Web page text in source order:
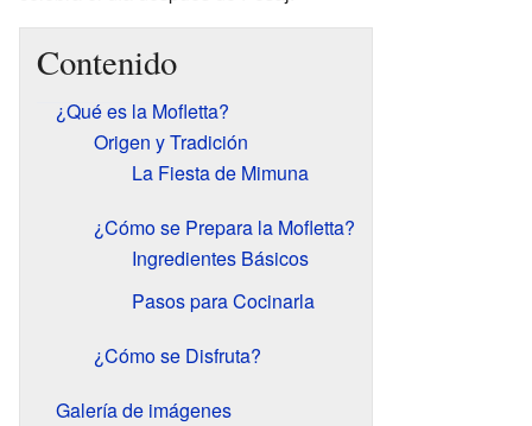
Contenido
¿Qué es la Mofletta?
Origen y Tradición
La Fiesta de Mimuna
¿Cómo se Prepara la Mofletta?
Ingredientes Básicos
Pasos para Cocinarla
¿Cómo se Disfruta?
Galería de imágenes